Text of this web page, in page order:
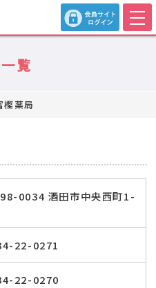
覧
樫薬局
0034 酒田市中央西町1-
22-0271
22-0270